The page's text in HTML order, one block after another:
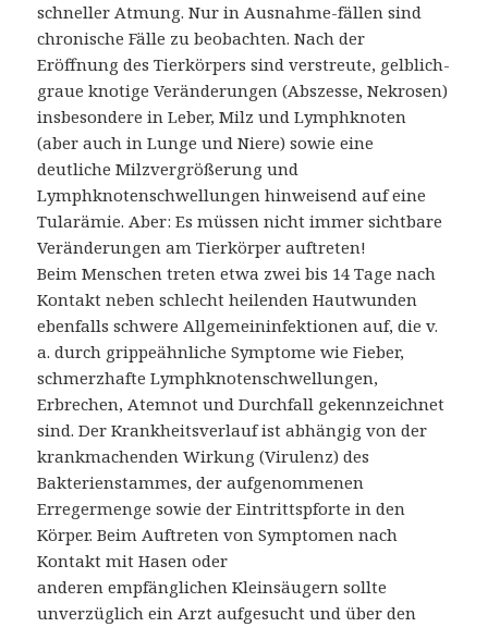
schneller Atmung. Nur in Ausnahme-fällen sind
chronische Fälle zu beobachten. Nach der
Eröffnung des Tierkörpers sind verstreute, gelblich-
graue knotige Veränderungen (Abszesse, Nekrosen)
insbesondere in Leber, Milz und Lymphknoten
(aber auch in Lunge und Niere) sowie eine
deutliche Milzvergrößerung und
Lymphknotenschwellungen hinweisend auf eine
Tularämie. Aber: Es müssen nicht immer sichtbare
Veränderungen am Tierkörper auftreten!
Beim Menschen treten etwa zwei bis 14 Tage nach
Kontakt neben schlecht heilenden Hautwunden
ebenfalls schwere Allgemeininfektionen auf, die v.
a. durch grippeähnliche Symptome wie Fieber,
schmerzhafte Lymphknotenschwellungen,
Erbrechen, Atemnot und Durchfall gekennzeichnet
sind. Der Krankheitsverlauf ist abhängig von der
krankmachenden Wirkung (Virulenz) des
Bakterienstammes, der aufgenommenen
Erregermenge sowie der Eintrittspforte in den
Körper. Beim Auftreten von Symptomen nach
Kontakt mit Hasen oder
anderen empfänglichen Kleinsäugern sollte
unverzüglich ein Arzt aufgesucht und über den